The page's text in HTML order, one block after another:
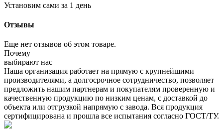
Установим сами за 1 день
Отзывы
Еще нет отзывов об этом товаре.
Почему
выбирают нас
Наша организация работает на прямую с крупнейшими
производителями, а долгосрочное сотрудничество, позволяет
предложить нашим партнерам и покупателям проверенную и
качественную продукцию по низким ценам, с доставкой до
объекта или отгрузкой напрямую с завода. Вся продукция
сертифицирована и прошла все испытания согласно ГОСТ/ТУ.